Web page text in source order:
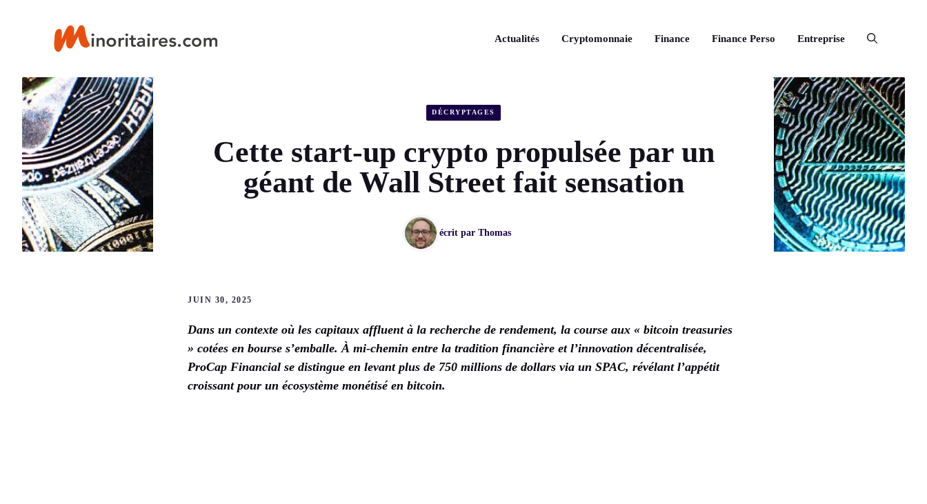
Actualités Cryptomonnaie Finance Finance Perso Entreprise
DÉCRYPTAGES
Cette start-up crypto propulsée par un
géant de Wall Street fait sensation
écrit par Thomas
JUIN 30, 2025
Dans un contexte où les capitaux affluent à la recherche de rendement, la course aux « bitcoin treasuries
» cotées en bourse s’emballe. À mi-chemin entre la tradition financière et l’innovation décentralisée,
ProCap Financial se distingue en levant plus de 750 millions de dollars via un SPAC, révélant l’appétit
croissant pour un écosystème monétisé en bitcoin.